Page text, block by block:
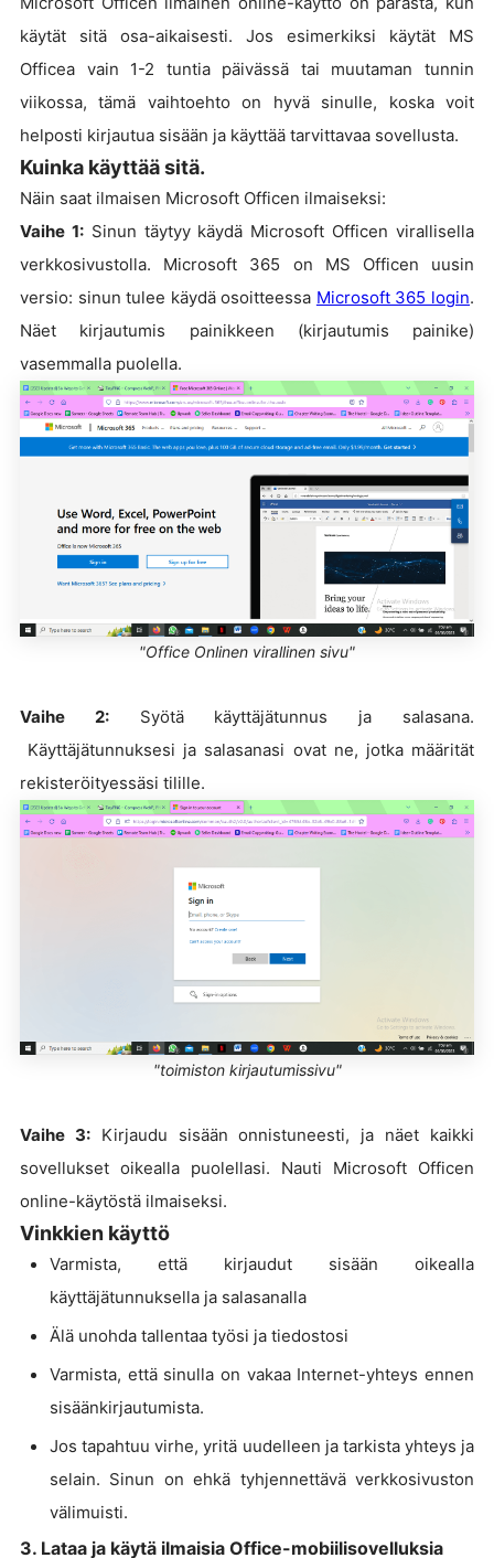
käytät sitä osa-aikaisesti. Jos esimerkiksi käytät MS
Officea vain 1-2 tuntia päivässä tai muutaman tunnin
viikossa, tämä vaihtoehto on hyvä sinulle, koska voit
helposti kirjautua sisään ja käyttää tarvittavaa sovellusta.
Kuinka käyttää sitä.
Näin saat ilmaisen Microsoft Officen ilmaiseksi:
Vaihe 1:Sinun täytyy käydä Microsoft Officen virallisella
verkkosivustolla. Microsoft 365 on MS Officen uusin
versio: sinun tulee käydä osoitteessa Microsoft 365 login.
Näet kirjautumis painikkeen (kirjautumis painike)
vasemmalla puolella.
"Office Onlinen virallinen sivu"
Vaihe 2:Syötä käyttäjätunnus ja salasana.
Käyttäjätunnuksesi ja salasanasi ovat ne, jotka määrität
rekisteröityessäsi tilille.
"toimiston kirjautumissivu"
Vaihe 3:Kirjaudu sisään onnistuneesti, ja näet kaikki
sovellukset oikealla puolellasi. Nauti Microsoft Officen
online-käytöstä ilmaiseksi.
Vinkkien käyttö
Varmista, että kirjaudut sisään oikealla
käyttäjätunnuksella ja salasanalla
Älä unohda tallentaa työsi ja tiedostosi
Varmista, että sinulla on vakaa Internet-yhteys ennen
sisäänkirjautumista.
Jos tapahtuu virhe, yritä uudelleen ja tarkista yhteys ja
selain. Sinun on ehkä tyhjennettävä verkkosivuston
välimuisti.
3. Lataa ja käytä ilmaisia Office-mobiilisovelluksia